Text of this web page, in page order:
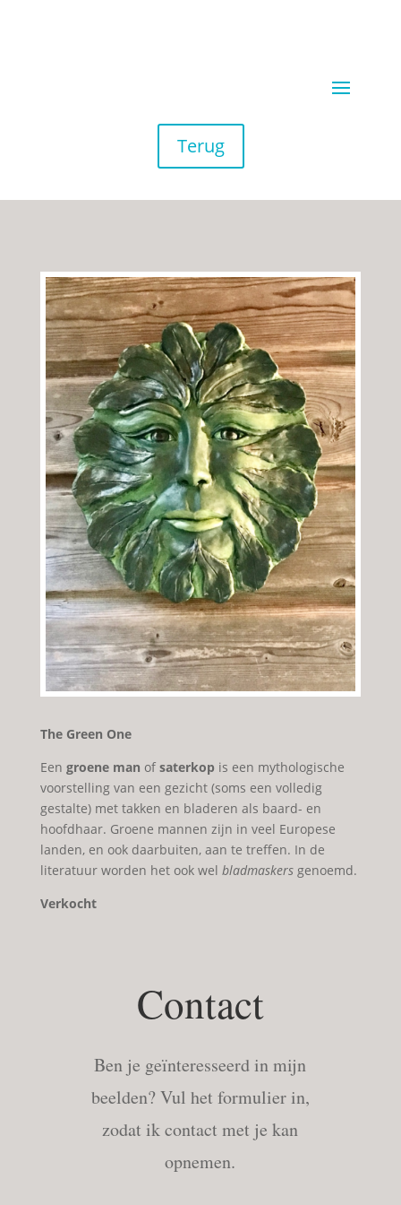
Terug
The Green One
Een groene man of saterkop is een mythologische
voorstelling van een gezicht (soms een volledig
gestalte) met takken en bladeren als baard- en
hoofdhaar. Groene mannen zijn in veel Europese
landen, en ook daarbuiten, aan te treffen. In de
literatuur worden het ook wel bladmaskersgenoemd.
Verkocht
Contact
Ben je geïnteresseerd in mijn
beelden? Vul het formulier in,
zodat ik contact met je kan
opnemen.